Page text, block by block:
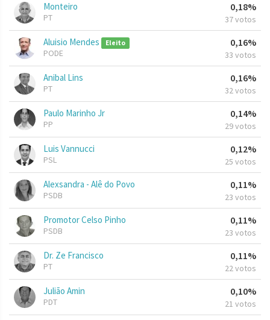
Monteiro
PT
0,18%
37 votos
Aluisio Mendes Eleito
PODE
0,16%
33 votos
Anibal Lins
PT
0,16%
32 votos
Paulo Marinho Jr
PP
0,14%
29 votos
Luis Vannucci
PSL
0,12%
25 votos
Alexsandra - Alê do Povo
PSDB
0,11%
23 votos
Promotor Celso Pinho
PSDB
0,11%
23 votos
Dr. Ze Francisco
PT
0,11%
22 votos
Julião Amin
PDT
0,10%
21 votos